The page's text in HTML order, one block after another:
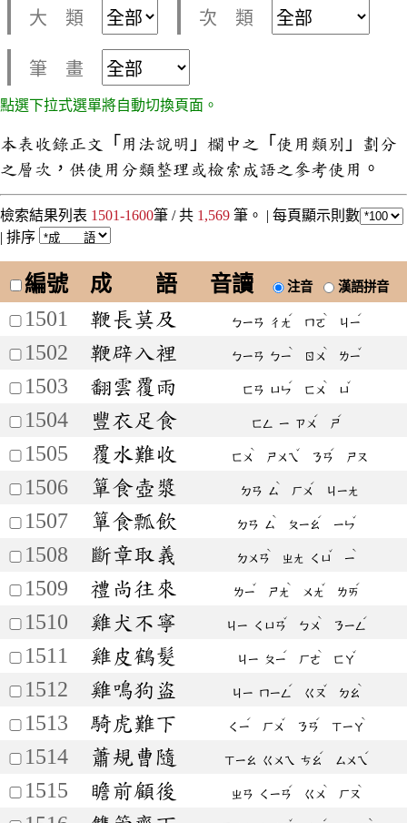
大 類 次 類
筆 畫
點選下拉式選單將自動切換頁面。
本表收錄正文「用法說明」欄中之「使用類別」劃分
之層次，供使用分類整理或檢索成語之參考使用。
檢索結果列表 1501-1600筆 / 共 1,569 筆。 | 每頁顯示則數
| 排序
編號 成 語 音讀 注音 漢語拼音
1501 鞭長莫及 ㄅㄧㄢ ㄔㄤ
ˊ
ㄇㄛ
ˋ
ㄐㄧ
ˊ
1502 鞭辟入裡 ㄅㄧㄢ ㄅㄧ
ˋ
ㄖㄨ
ˋ
ㄌㄧ
ˇ
1503 翻雲覆雨 ㄈㄢ ㄩㄣ
ˊ
ㄈㄨ
ˋ
ㄩ
ˇ
1504 豐衣足食 ㄈㄥ ㄧ ㄗㄨ
ˊ
ㄕ
ˊ
1505 覆水難收 ㄈㄨ
ˋ
ㄕㄨㄟ
ˇ
ㄋㄢ
ˊ
ㄕㄡ
1506 簞食壺漿 ㄉㄢ ㄙ
ˋ
ㄏㄨ
ˊ
ㄐㄧㄤ
1507 簞食瓢飲 ㄉㄢ ㄙ
ˋ
ㄆㄧㄠ
ˊ
ㄧㄣ
ˇ
1508 斷章取義 ㄉㄨㄢ
ˋ
ㄓㄤ ㄑㄩ
ˇ
ㄧ
ˋ
1509 禮尚往來 ㄌㄧ
ˇ
ㄕㄤ
ˋ
ㄨㄤ
ˇ
ㄌㄞ
ˊ
1510 雞犬不寧 ㄐㄧ ㄑㄩㄢ
ˇ
ㄅㄨ
ˋ
ㄋㄧㄥ
ˊ
1511 雞皮鶴髮 ㄐㄧ ㄆㄧ
ˊ
ㄏㄜ
ˋ
ㄈㄚ
ˇ
1512 雞鳴狗盜 ㄐㄧ ㄇㄧㄥ
ˊ
ㄍㄡ
ˇ
ㄉㄠ
ˋ
1513 騎虎難下 ㄑㄧ
ˊ
ㄏㄨ
ˇ
ㄋㄢ
ˊ
ㄒㄧㄚ
ˋ
1514 蕭規曹隨 ㄒㄧㄠ ㄍㄨㄟ ㄘㄠ
ˊ
ㄙㄨㄟ
ˊ
1515 瞻前顧後 ㄓㄢ ㄑㄧㄢ
ˊ
ㄍㄨ
ˋ
ㄏㄡ
ˋ
ˇ ˊ ˋ